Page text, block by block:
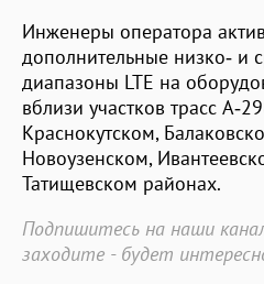
Инженеры оператора
дополнительные низко‑ и
диапазоны LTE на
вблизи участков трасс
Краснокутском,
Новоузенском,
Татищевском районах.
Подпишитесь на наши
заходите - будет